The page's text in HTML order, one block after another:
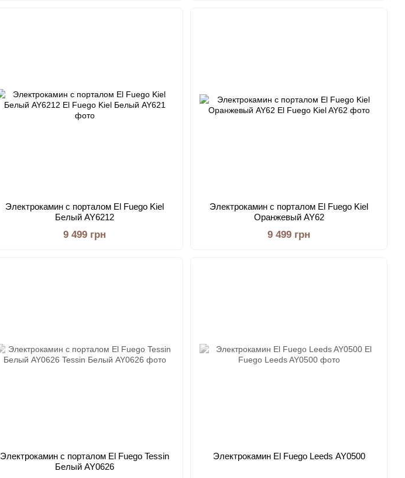
Электрокамин с порталом El Fuego Kiel
Белый AY6212
9 499 грн
Электрокамин с порталом El Fuego Kiel
Оранжевый AY62
9 499 грн
Электрокамин с порталом El Fuego Tessin
Белый AY0626
Электрокамин El Fuego Leeds AY0500